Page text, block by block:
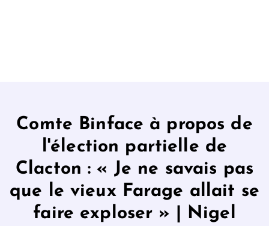
Comte Binface à propos de
l'élection partielle de
Clacton : « Je ne savais pas
que le vieux Farage allait se
faire exploser » | Nigel